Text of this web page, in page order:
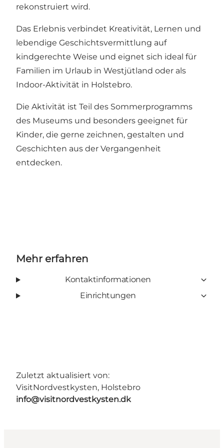
rekonstruiert wird.
Das Erlebnis verbindet Kreativität, Lernen und
lebendige Geschichtsvermittlung auf
kindgerechte Weise und eignet sich ideal für
Familien im Urlaub in Westjütland oder als
Indoor-Aktivität in Holstebro.
Die Aktivität ist Teil des Sommerprogramms
des Museums und besonders geeignet für
Kinder, die gerne zeichnen, gestalten und
Geschichten aus der Vergangenheit
entdecken.
Mehr erfahren
Kontaktinformationen
Einrichtungen
Zuletzt aktualisiert von:
VisitNordvestkysten, Holstebro
info@visitnordvestkysten.dk